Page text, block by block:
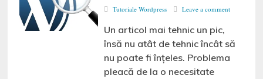
Tutoriale Wordpress Leave a comment
Un articol mai tehnic un pic,
însă nu atât de tehnic încât să
nu poate fi înțeles. Problema
pleacă de la o necesitate